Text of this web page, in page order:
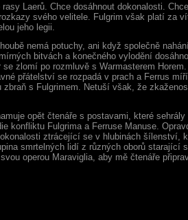
Laerů. Chce dosáhnout dokonalosti.
svého velitele. Fulgrim však platí za
jeho legii.
nemá potuchy, ani když společně
bitvách a konečného vylodění
zlomí po rozmluvě s Warmasterem
přátelství se rozpadá v prach a Ferrus
s Fulgrimem. Netuší však, že
opět čtenáře s postavami, které sehrály
konfliktu Fulgrima a Ferruse Manuse.
ztrácející se v hlubinách šílenství,
smrtelných lidí z různých oborů starající
operou Maraviglia, aby mě čtenáře